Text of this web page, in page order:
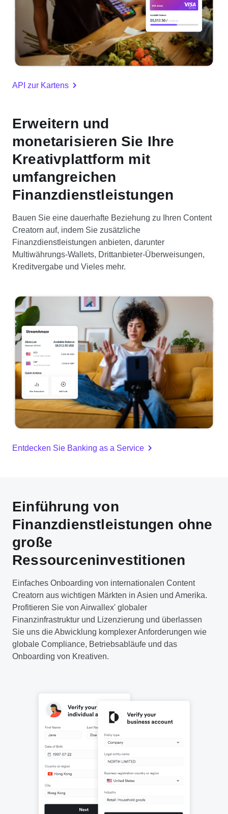
API zur Kartens
Erweitern und
monetarisieren Sie Ihre
Kreativplattform mit
umfangreichen
Finanzdienstleistungen
Bauen Sie eine dauerhafte Beziehung zu Ihren Content
Creatorn auf, indem Sie zusätzliche
Finanzdienstleistungen anbieten, darunter
Multiwährungs-Wallets, Drittanbieter-Überweisungen,
Kreditvergabe und Vieles mehr.
Entdecken Sie Banking as a Service
Einführung von
Finanzdienstleistungen ohne
große
Ressourceninvestitionen
Einfaches Onboarding von internationalen Content
Creatorn aus wichtigen Märkten in Asien und Amerika.
Profitieren Sie von Airwallex' globaler
Finanzinfrastruktur und Lizenzierung und überlassen
Sie uns die Abwicklung komplexer Anforderungen wie
globale Compliance, Betriebsabläufe und das
Onboarding von Kreativen.